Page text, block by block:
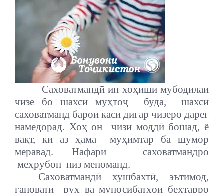
Саховатмандӣ ин хоҳиши мубодилаи
чизе бо шахси муҳтоҷ
буда,
шахси
саховатманд барои каси дигар чизеро дареғ
намедорад. Хоҳ он
чизи моддӣ бошад, ё
вақт, ки аз ҳама
муҳимтар ба шумор
меравад. Нафари
саховатмандро
меҳрубон низ меноманд.
Саховатмандӣ хушбахтӣ, эътимод,
ғановати
руҳ ва муносибатҳои беҳтарро